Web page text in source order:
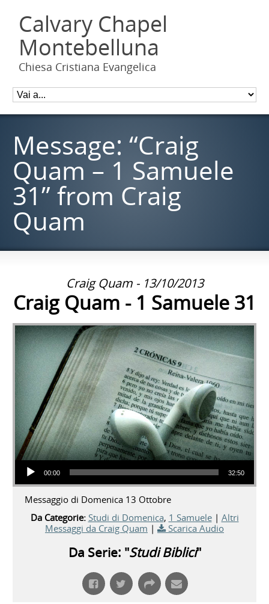
Calvary Chapel
Montebelluna
Chiesa Cristiana Evangelica
Message: “Craig
Quam – 1 Samuele
31” from Craig
Quam
Craig Quam - 13/10/2013
Craig Quam - 1 Samuele 31
Audio Player
00:00 32:50
Messaggio di Domenica 13 Ottobre
Da Categorie: Studi di Domenica, 1 Samuele| Altri
Messaggi da Craig Quam | Scarica Audio
Da Serie: "Studi Biblici"